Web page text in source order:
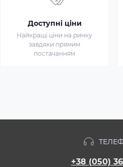
Доступні ціни
Найкращі ціни на ринку
завдяки прямим
постачанням
+38 (050)